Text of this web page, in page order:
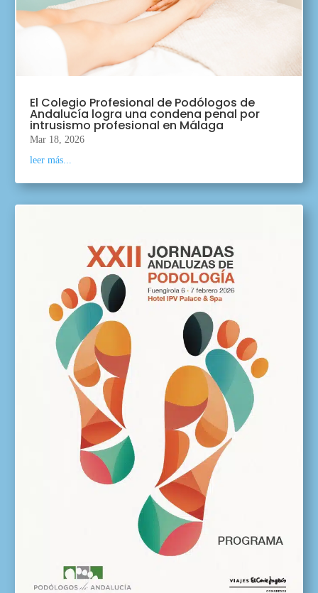
El Colegio Profesional de Podólogos de
Andalucía logra una condena penal por
intrusismo profesional en Málaga
Mar 18, 2026
leer más...